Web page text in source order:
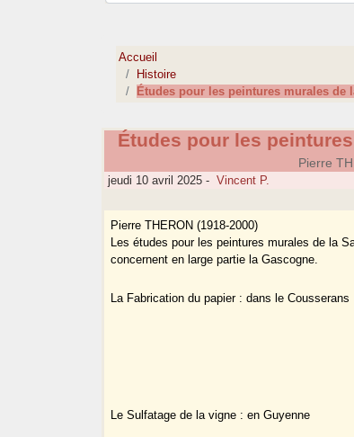
Accueil
Histoire
Études pour les peintures murales de
Études pour les
Pierre
jeudi 10 avril 2025 - Vincent P.
Pierre THERON (1918-2000)
Les études pour les peintures murales de la
concernent en large partie la Gascogne.
La Fabrication du papier : dans le Cousserans
Le Sulfatage de la vigne : en Guyenne